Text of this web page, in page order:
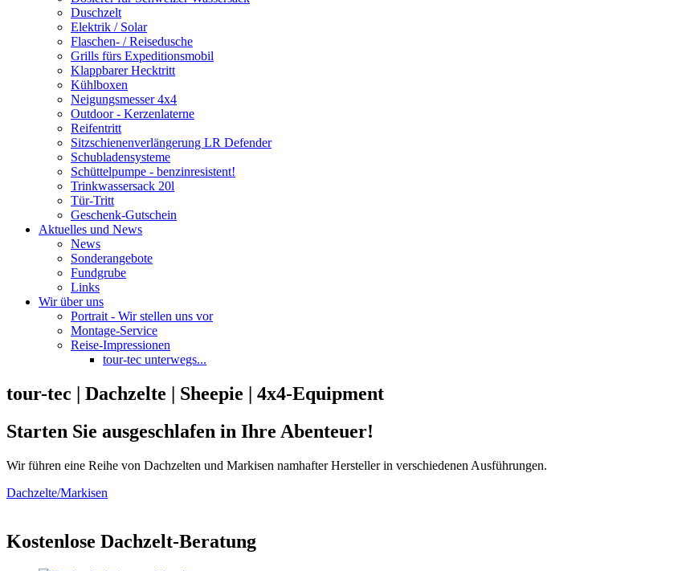
Duschzelt
Elektrik / Solar
Flaschen- / Reisedusche
Grills fürs Expeditionsmobil
Klappbarer Hecktritt
Kühlboxen
Neigungsmesser 4x4
Outdoor - Kerzenlaterne
Reifentritt
Sitzschienenverlängerung LR Defender
Schubladensysteme
Schüttelpumpe - benzinresistent!
Trinkwassersack 20l
Tür-Tritt
Geschenk-Gutschein
Aktuelles und News
News
Sonderangebote
Fundgrube
Links
Wir über uns
Portrait - Wir stellen uns vor
Montage-Service
Reise-Impressionen
tour-tec unterwegs...
tour-tec | Dachzelte | Sheepie | 4x4-Equipment
Starten Sie ausgeschlafen in Ihre Abenteuer!
Wir führen eine Reihe von Dachzelten und Markisen namhafter Hersteller in verschiedenen Ausführungen.
Dachzelte/Markisen
Kostenlose Dachzelt-Beratung